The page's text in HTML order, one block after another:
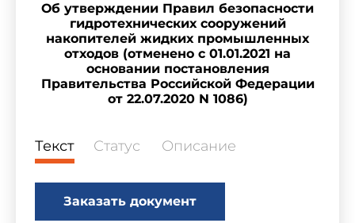
Об утверждении Правил безопасности
гидротехнических сооружений
накопителей жидких промышленных
отходов (отменено с 01.01.2021 на
основании постановления
Правительства Российской Федерации
от 22.07.2020 N 1086)
Текст Статус Описание
Заказать документ